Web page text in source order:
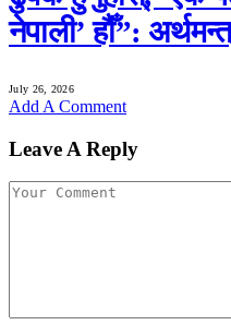
नेपाली’ हौँ”:
July 26, 2026
Add A Comment
Leave A Reply